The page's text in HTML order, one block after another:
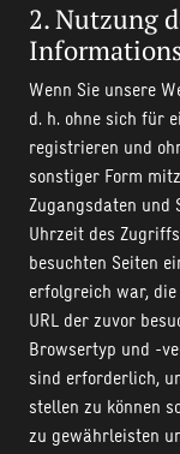
2. Nutzung
Wenn Sie unsere
d. h. ohne sich für
registrieren und
sonstiger Form
Zugangsdaten und
Uhrzeit des
besuchten Seiten
erfolgreich war,
URL der zuvor
Browsertyp und -
sind erforderlich,
stellen zu können
zu gewährleisten